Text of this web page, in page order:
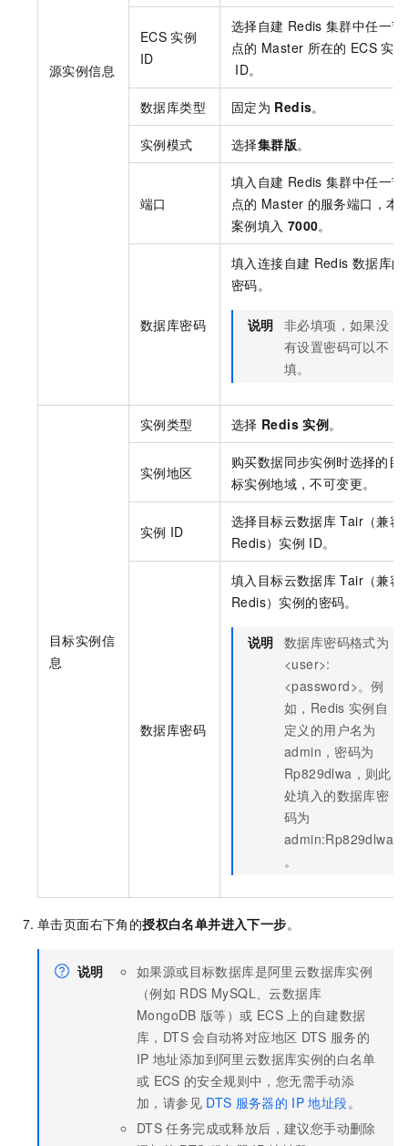
源实例信息
ECS 实例
ID
选择自建 Redis 集群中任一节
点的 Master 所在的 ECS 实例
ID。
数据库类型 固定为 Redis。
实例模式 选择集群版。
端口
填入自建 Redis 集群中任一节
点的 Master 的服务端口，本
案例填入 7000。
数据库密码
填入连接自建 Redis 数据库的
密码。
说明 非必填项，如果没
有设置密码可以不
填。
目标实例信
息
实例类型 选择 Redis 实例。
实例地区
购买数据同步实例时选择的目
标实例地域，不可变更。
实例 ID
选择目标云数据库 Tair（兼容
Redis） 实例 ID。
数据库密码
填入目标云数据库 Tair（兼容
Redis） 实例的密码。
说明 数据库密码格式为
<user>:
<password>。例
如，Redis 实例自
定义的用户名为
admin，密码为
Rp829dlwa，则此
处填入的数据库密
码为
admin:Rp829dlwa
。
单击页面右下角的授权白名单并进入下一步。
说明
如果源或目标数据库是阿里云数据库实例
（例如 RDS MySQL 、云数据库
MongoDB 版等）或 ECS 上的自建数据
库，DTS 会自动将对应地区 DTS 服务的
IP 地址添加到阿里云数据库实例的白名单
或 ECS 的安全规则中，您无需手动添
加，请参见 DTS 服务器的 IP 地址段。
DTS 任务完成或释放后，建议您手动删除